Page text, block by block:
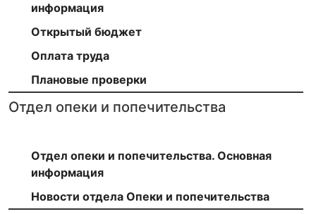
информация
Открытый бюджет
Оплата труда
Плановые проверки
Отдел опеки и попечительства
Отдел опеки и попечительства. Основная
информация
Новости отдела Опеки и попечительства